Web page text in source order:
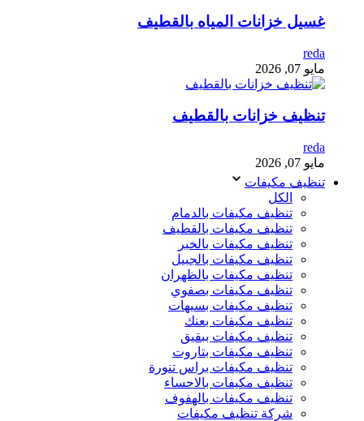
غسيل خزانات المياه بالقطيف
reda
مايو 07, 2026
تنظيف خزانات بالقطيف
reda
مايو 07, 2026
تنظيف مكيفات
الكل
تنظيف مكيفات بالدمام
تنظيف مكيفات بالقطيف
تنظيف مكيفات بالخبر
تنظيف مكيفات بالجبيل
تنظيف مكيفات بالظهران
تنظيف مكيفات بصفوي
تنظيف مكيفات بسيهات
تنظيف مكيفات بعنك
تنظيف مكيفات ببقيق
تنظيف مكيفات بتاروت
تنظيف مكيفات براس تنورة
تنظيف مكيفات بالاحساء
تنظيف مكيفات بالهفوف
شركة تنظيف مكيفات